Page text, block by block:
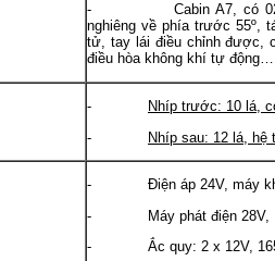
- Cabin A7, có 02
nghiêng về phía trước 55º,
tử, tay lái điều chỉnh được,
điều hòa không khí tự động…
-
Nhíp trước: 10 lá,
- Nhíp sau: 12 lá, hệ
- Điện áp 24V, máy khởi
- Máy phát điện 28V,
- Ắc quy: 2 x 12V,